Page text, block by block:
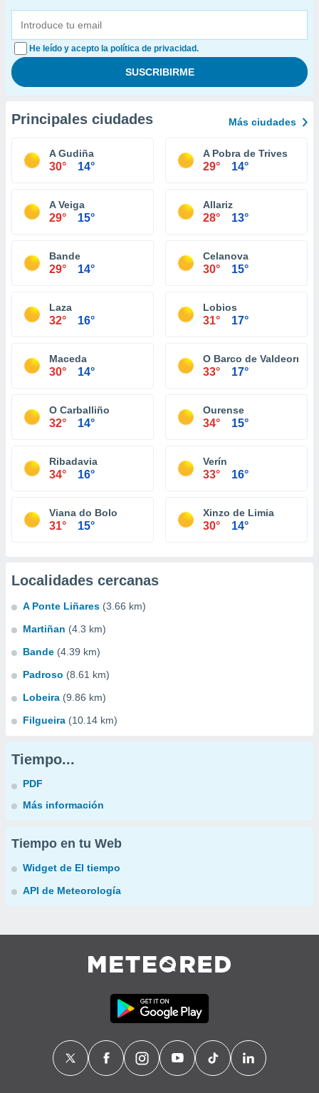
He leído y acepto la política de privacidad.
Principales ciudades Más ciudades
A Gudiña
30° 14°
A Pobra de Trives
29° 14°
A Veiga
29° 15°
Allariz
28° 13°
Bande
29° 14°
Celanova
30° 15°
Laza
32° 16°
Lobios
31° 17°
Maceda
30° 14°
O Barco de Valdeorras
33° 17°
O Carballiño
32° 14°
Ourense
34° 15°
Ribadavia
34° 16°
Verín
33° 16°
Viana do Bolo
31° 15°
Xinzo de Limia
30° 14°
Localidades cercanas
A Ponte Liñares (3.66 km)
Martiñan (4.3 km)
Bande (4.39 km)
Padroso (8.61 km)
Lobeira (9.86 km)
Filgueira (10.14 km)
Tiempo...
PDF
Más información
Tiempo en tu Web
Widget de El tiempo
API de Meteorología